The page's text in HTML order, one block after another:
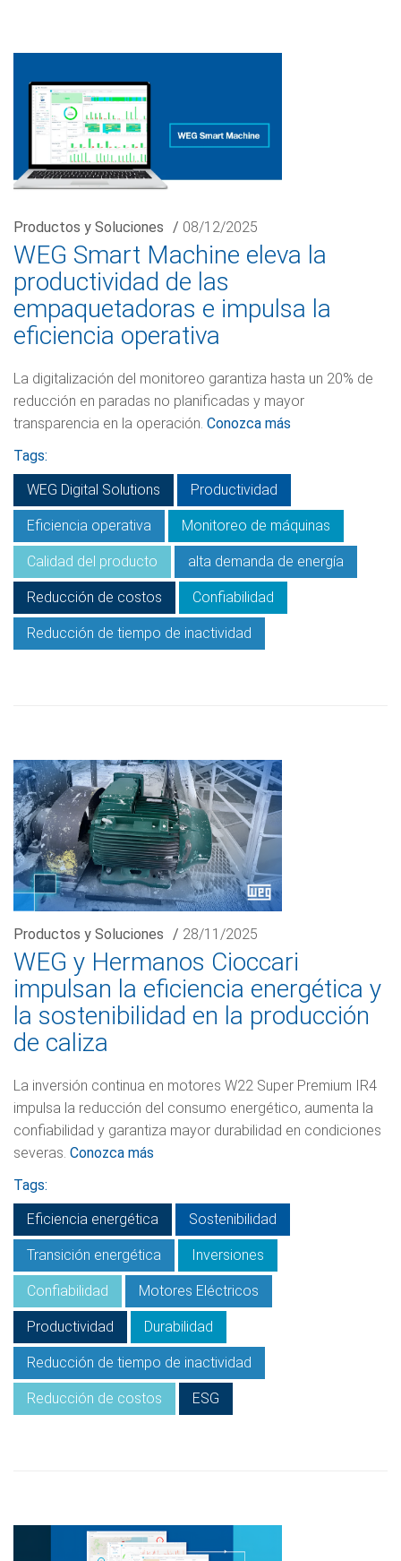
Productos y Soluciones / 08/12/2025
WEG Smart Machine eleva la
productividad de las
empaquetadoras e impulsa la
eficiencia operativa
La digitalización del monitoreo garantiza hasta un 20% de
reducción en paradas no planificadas y mayor
transparencia en la operación. Conozca más
Tags:
WEG Digital Solutions
Productividad
Eficiencia operativa Monitoreo de máquinas
Calidad del producto alta demanda de energía
Reducción de costos Confiabilidad
Reducción de tiempo de inactividad
Productos y Soluciones / 28/11/2025
WEG y Hermanos Cioccari
impulsan la eficiencia energética y
la sostenibilidad en la producción
de caliza
La inversión continua en motores W22 Super Premium IR4
impulsa la reducción del consumo energético, aumenta la
confiabilidad y garantiza mayor durabilidad en condiciones
severas. Conozca más
Tags:
Eficiencia energética
Sostenibilidad
Transición energética Inversiones
Confiabilidad Motores Eléctricos
Productividad Durabilidad
Reducción de tiempo de inactividad
Reducción de costos ESG